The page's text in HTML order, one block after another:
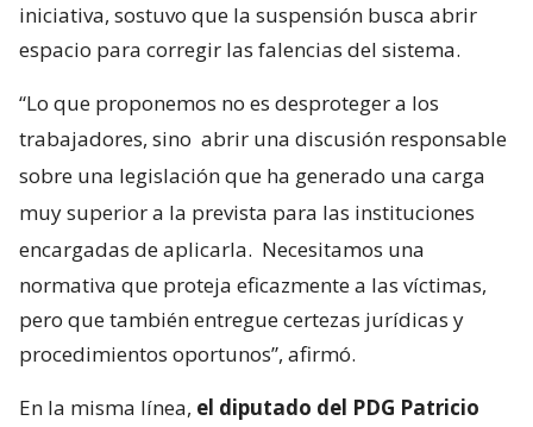
iniciativa, sostuvo que la suspensión busca abrir
espacio para corregir las falencias del sistema.
“Lo que proponemos no es desproteger a los
trabajadores, sino abrir una discusión responsable
sobre una legislación que ha generado una carga
muy superior a la prevista para las instituciones
encargadas de aplicarla. Necesitamos una
normativa que proteja eficazmente a las víctimas,
pero que también entregue certezas jurídicas y
procedimientos oportunos”, afirmó.
En la misma línea, el diputado del PDG Patricio